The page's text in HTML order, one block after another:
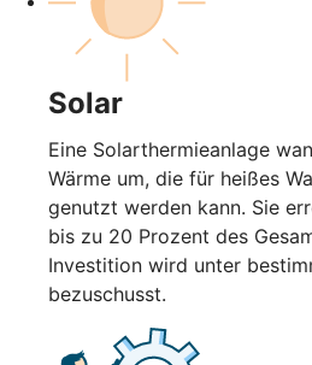
Solar
Eine Solarthermieanlage
Wärme um, die für heißes
genutzt werden kann. Sie
bis zu 20 Prozent des
Investition wird unter
bezuschusst.